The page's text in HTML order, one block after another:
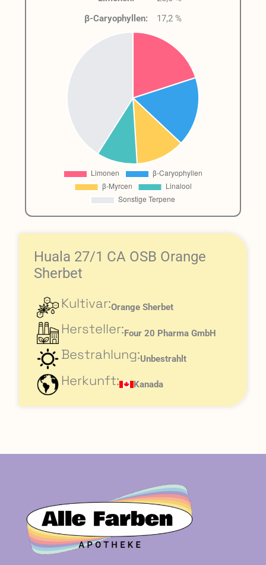
β-Caryophyllen:
17,2 %
Huala 27/1 CA OSB Orange
Sherbet
Kultivar:Orange Sherbet
Hersteller:Four 20 Pharma GmbH
Bestrahlung:Unbestrahlt
Herkunft: Kanada